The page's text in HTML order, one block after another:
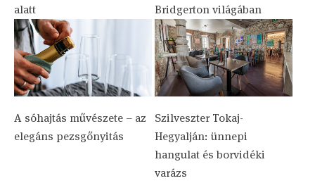
alatt
Bridgerton világában
A sóhajtás művészete – az
elegáns pezsgőnyitás
Szilveszter Tokaj-
Hegyalján: ünnepi
hangulat és borvidéki
varázs